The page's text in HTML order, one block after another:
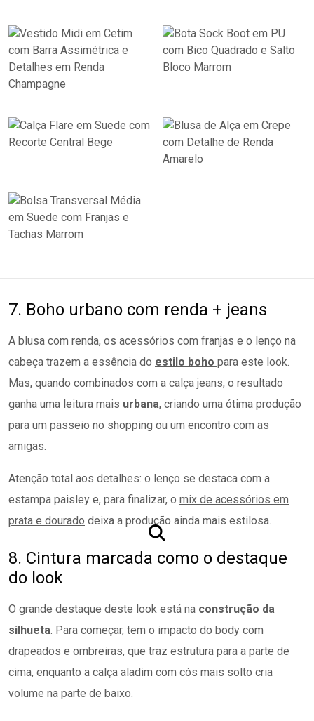
7. Boho urbano com renda + jeans
A blusa com renda, os acessórios com franjas e o lenço na
cabeça trazem a essência do estilo boho para este look.
Mas, quando combinados com a calça jeans, o resultado
ganha uma leitura mais urbana, criando uma ótima produção
para um passeio no shopping ou um encontro com as
amigas.
Atenção total aos detalhes: o lenço se destaca com a
estampa paisley e, para finalizar, o mix de acessórios em
prata e dourado deixa a produção ainda mais estilosa.
8. Cintura marcada como o destaque
do look
O grande destaque deste look está na construção da
silhueta. Para começar, tem o impacto do body com
drapeados e ombreiras, que traz estrutura para a parte de
cima, enquanto a calça aladim com cós mais solto cria
volume na parte de baixo.